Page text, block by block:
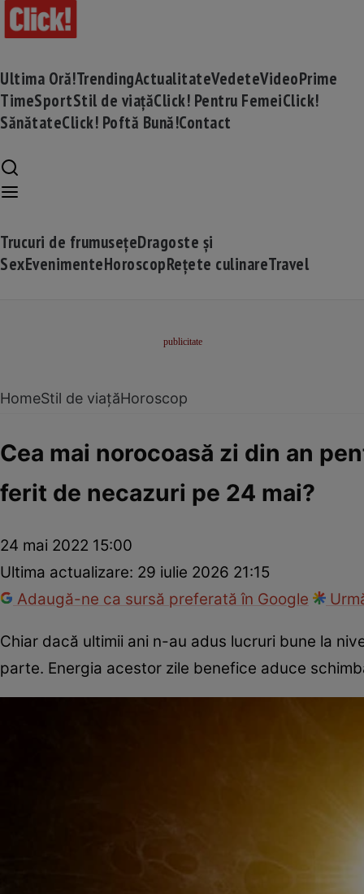
Ultima Oră!TrendingActualitateVedeteVideoPrime
TimeSportStil de viațăClick! Pentru FemeiClick!
SănătateClick! Poftă Bună!Contact
Trucuri de frumusețeDragoste și
SexEvenimenteHoroscopRețete culinareTravel
HomeStil de viațăHoroscop
Cea mai norocoasă zi din an
ferit de necazuri pe 24 mai?
24 mai 2022 15:00
Ultima actualizare: 29 iulie 2026 21:15
Adaugă-ne ca sursă preferată în Google
Chiar dacă ultimii ani n-au adus lucruri bune la
parte. Energia acestor zile benefice aduce